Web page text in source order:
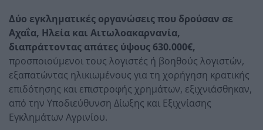
Δύο εγκληματικές οργανώσεις που δρούσαν σε
Αχαΐα, Ηλεία και Αιτωλοακαρνανία,
διαπράττοντας απάτες ύψους 630.000€,
προσποιούμενοι τους λογιστές ή βοηθούς λογιστών,
εξαπατώντας ηλικιωμένους για τη χορήγηση κρατικής
επιδότησης και επιστροφής χρημάτων, εξιχνιάσθηκαν,
από την Υποδιεύθυνση Δίωξης και Εξιχνίασης
Εγκλημάτων Αγρινίου.